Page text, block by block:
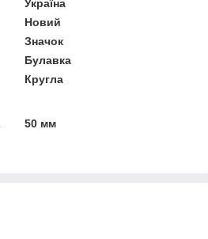
Україна
Новий
Значок
Булавка
Кругла
50 мм